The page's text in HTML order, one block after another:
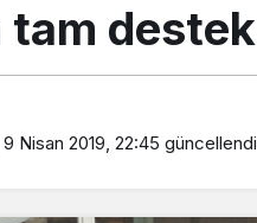
tam destek
9 Nisan 2019, 22:45 güncellendi